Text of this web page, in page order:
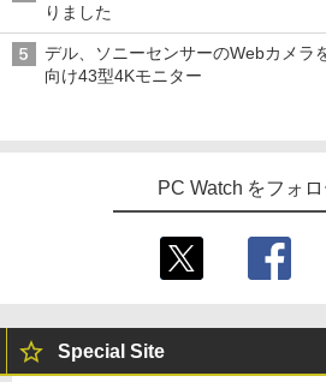
りました
デル、ソニーセンサーのWebカメラ
向け43型4Kモニター
PC Watch をフォ
Special Site